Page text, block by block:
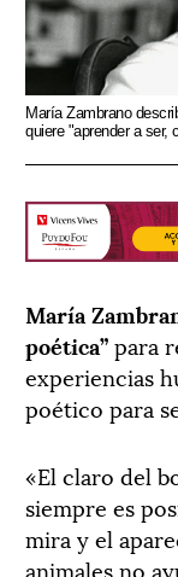
María Zambrano
quiere "aprender a ser,
María
poética”para
experiencias
poético para
«El claro del
siempre es
mira y el
animales no